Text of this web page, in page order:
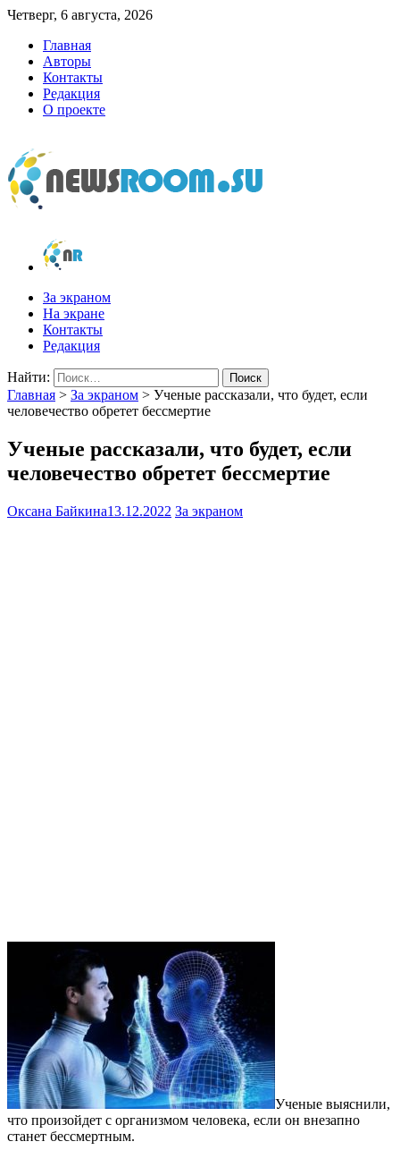
Четверг, 6 августа, 2026
Главная
Авторы
Контакты
Редакция
О проекте
newsroom.su
Новости о новостях
За экраном
На экране
Контакты
Редакция
Найти:
Главная > За экраном > Ученые рассказали, что будет, если
человечество обретет бессмертие
Ученые рассказали, что будет, если
человечество обретет бессмертие
Оксана Байкина13.12.2022 За экраном
Ученые выяснили,
что произойдет с организмом человека, если он внезапно
станет бессмертным.